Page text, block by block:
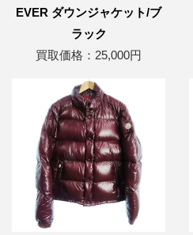
EVER ダウンジャケット/ブ
ラック
買取価格：25,000円